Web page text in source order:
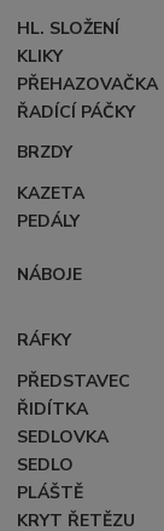
HL. SLOŽENÍ
KLIKY
PŘEHAZOVAČKA
ŘADÍCÍ PÁČKY
BRZDY
KAZETA
PEDÁLY
NÁBOJE
RÁFKY
PŘEDSTAVEC
ŘIDÍTKA
SEDLOVKA
SEDLO
PLÁŠTĚ
KRYT ŘETĚZU